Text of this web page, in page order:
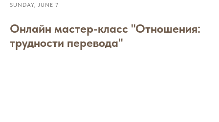
SUNDAY, JUNE 7
Онлайн мастер-класс "Отношения:
трудности перевода"